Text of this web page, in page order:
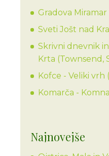
Gradova
Sveti Jošt nad
Skrivni dnevnik
Krta (Townsend,
Kofce - Veliki vrh
Komarča - Komna
Najnovejše